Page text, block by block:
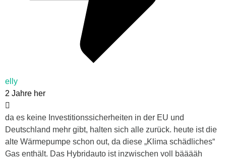
elly
2 Jahre her
da es keine Investitionssicherheiten in der EU und
Deutschland mehr gibt, halten sich alle zurück. heute ist die
alte Wärmepumpe schon out, da diese „Klima schädliches“
Gas enthält. Das Hybridauto ist inzwischen voll bääääh